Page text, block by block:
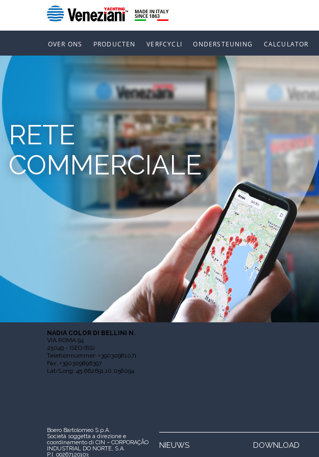
OVER ONS PRODUCTEN VERFCYCLI ONDERSTEUNING CALCULATOR
RETE
COMMERCIALE
NADIA COLOR DI BELLINI N.
VIA ROMA 94
25049 - ISEO (BS)
Telefoonnummer: +39030981071
Fax: +390309896397
Lat/Long: 45.662691,10.058094
Boero Bartolomeo S.p.A.
Società soggetta a direzione e
coordinamento di CIN – CORPORAÇÃO
INDUSTRIAL DO NORTE, S.A.
P.I. 00267120103
NIEUWS DOWNLOAD